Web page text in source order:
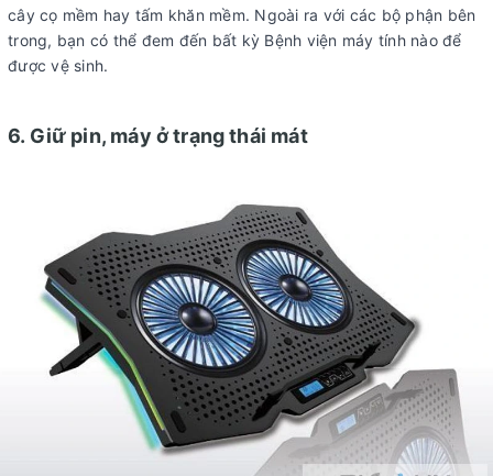
cây cọ mềm hay tấm khăn mềm. Ngoài ra với các bộ phận bên
trong, bạn có thể đem đến bất kỳ Bệnh viện máy tính nào để
được vệ sinh.
6. Giữ pin, máy ở trạng thái mát